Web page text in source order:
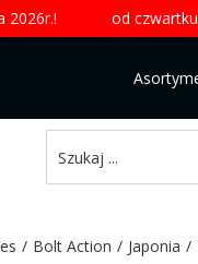
2026r.! od
/ Bolt Action / Japonia /